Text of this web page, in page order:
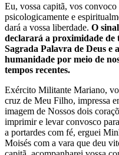
Eu, vossa capitã, vos convoco
psicologicamente e
dará a vossa liberdade. O
declarará a proximidade de
Sagrada Palavra de Deus e
humanidade por meio de
tempos recentes.
Exército Militante Mariano,
cruz de Meu Filho, impressa
imagem de Nossos dois
imprimir e levar convosco
a portardes com fé, erguei
Moisés com a vara que deu